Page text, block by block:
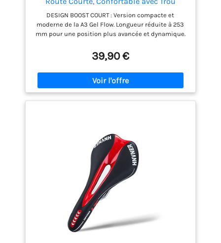
Anatomique, Imperméable - Noir
DESIGN BOOST COURT : Version compacte et
moderne de la A3 Gel Flow. Longueur réduite à 253
mm pour une position plus avancée et dynamique.
recherchant performance et confort CADRE EN
ACIER FeC Ø 7 MM : Cadre en alliage FeC robuste et
léger, résistant à l'usure. Parfait pour route, VTT ou
ville grâce à sa grande flexibilité et durabilité
FORME ANATOMIQUE FLOW : Le canal central Flow
réduit la pression sur les zones sensibles, favorise
au toucher, antidérapant et durable. Assure une
selle vélo confortable et stable, même en usage
intensif et par conditions climatiques variables
MADE IN ITALY : Fabriquée en Italie avec rails en
alliage FeC Alloy, solides et fiables. Le savoir-faire
Selle Italia allie confort, style et performance dans
une selle vélo haut de gamme
39,90 €